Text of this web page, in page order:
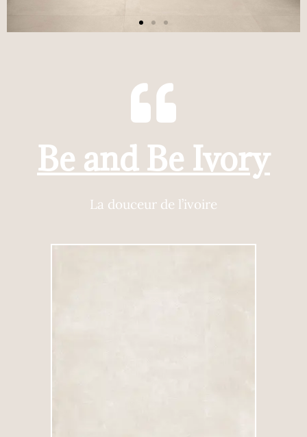
Be and Be Ivory
La douceur de l’ivoire